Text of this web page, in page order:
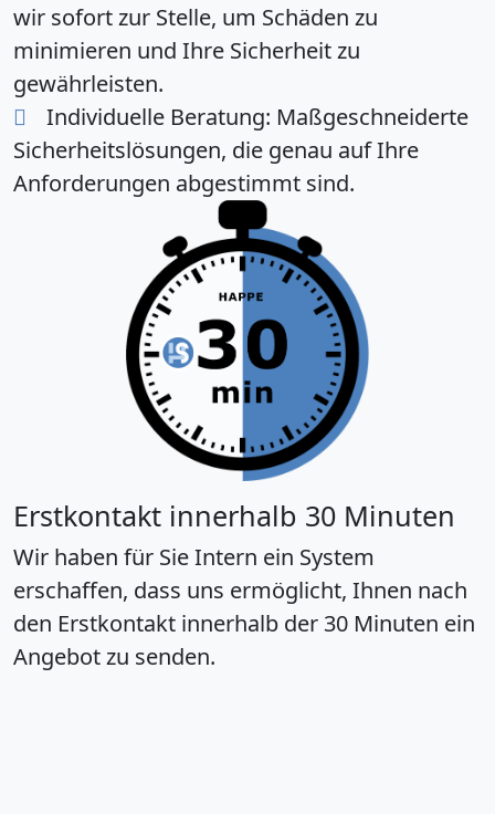
wir sofort zur Stelle, um Schäden zu
minimieren und Ihre Sicherheit zu
gewährleisten.
Individuelle Beratung: Maßgeschneiderte
Sicherheitslösungen, die genau auf Ihre
Anforderungen abgestimmt sind.
Erstkontakt innerhalb 30 Minuten
Wir haben für Sie Intern ein System
erschaffen, dass uns ermöglicht, Ihnen nach
den Erstkontakt innerhalb der 30 Minuten ein
Angebot zu senden.